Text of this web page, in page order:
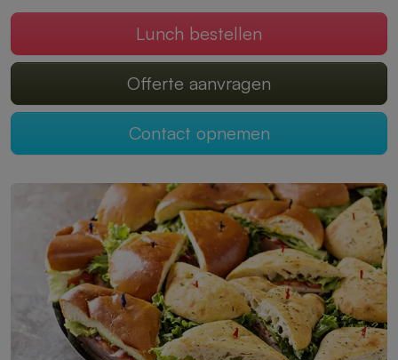
Lunch bestellen
Offerte aanvragen
Contact opnemen